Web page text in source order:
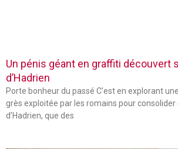
Un pénis géant en graffiti découvert
d’Hadrien
Porte bonheur du passé C’est en explorant
grès exploitée par les romains pour
d’Hadrien, que des